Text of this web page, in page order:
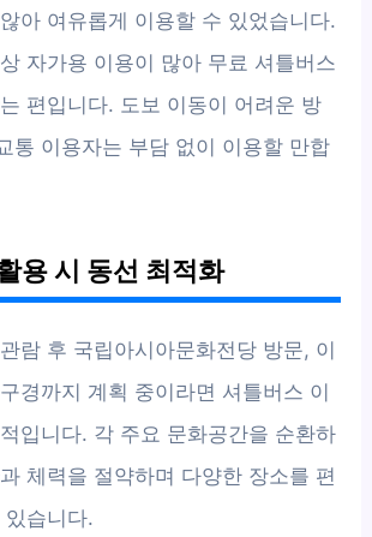
아 여유롭게 이용할 수 있었습니다.
자가용 이용이 많아 무료 셔틀버스
편입니다. 도보 이동이 어려운 방
통 이용자는 부담 없이 이용할 만합
용 시 동선 최적화
람 후 국립아시아문화전당 방문, 이
경까지 계획 중이라면 셔틀버스 이
입니다. 각 주요 문화공간을 순환하
체력을 절약하며 다양한 장소를 편
습니다.